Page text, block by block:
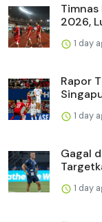
Timnas
2026,
1 day
Rapor
1 day
Gagal
1 day